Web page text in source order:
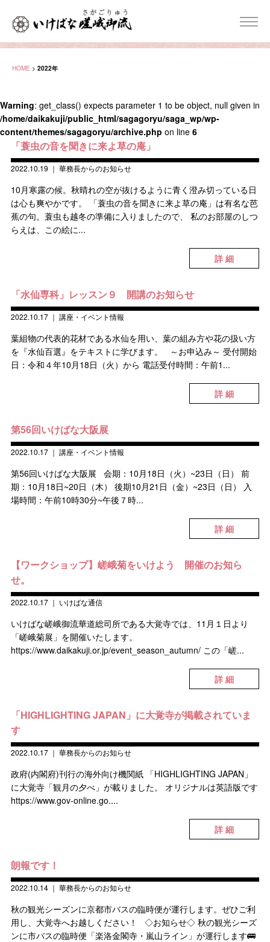
HOME > 2022年
Warning: get_class() expects parameter 1 to be object, null given in
/home/daikakuji/public_html/sagagoryu/saga_wp/wp-
content/themes/sagagoryu/archive.php on line 6
「蓑虫の音を聞きに来よ草の庵」
2022.10.19 ｜ 華務長からのお知らせ
10月寒露の候。秋晴れの空が抜けるように青く澄み切っている日
は心も爽やかです。 「蓑虫の音を聞きに来よ草の庵」は有名な芭
蕉の句。蓑虫も越冬の準備に入りましたので、 私のお部屋のしつ
らえは、この絵に...
詳 細
「水仙専科」レッスン９ 開講のお知らせ
2022.10.17｜ 講座・イベント情報
葉組物の代表的花材である水仙を用い、葉の組み方や花の扱い方
を『水仙百選』をテキストに学びます。 ～お申込み～ 受付開始
日：令和４年10月18日（火）から 電話受付時間：午前1...
詳 細
第56回いけばな大阪展
2022.10.17｜ 講座・イベント情報
第56回いけばな大阪展 会期：10月18日（火）~23日（日） 前
期：10月18日~20日（木） 後期10月21日（金）~23日（日） 入
場時間：午前10時30分~午後７時...
詳 細
【ワークショップ】嵯峨菊をいけよう 開催のお知ら
せ。
2022.10.17｜ いけばな通信
いけばな嵯峨御流華道総司所である大覚寺では、11月１日より
「嵯峨菊展」を開催いたします。
https://www.daikakuji.or.jp/event_season_autumn/ この「嵯...
詳 細
「HIGHLIGHTING JAPAN」に大覚寺が掲載されていま
す
2022.10.17｜ 華務長からのお知らせ
政府(内閣府)刊行の海外向け機関紙 「HIGHLIGHTING JAPAN」
に大覚寺「観月の夕べ」が載りました。 オリジナルは英語版です
https://www.gov-online.go....
詳 細
朗報です！
2022.10.14｜ 華務長からのお知らせ
秋の観光シーズンに京都市バスの臨時便が運行します。ぜひご利
用し、大覚寺へお越しください！ ◇お知らせ◇ 秋の観光シーズ
ンに市バスの臨時便「楽洛金閣寺・嵐山ライン」が運行します🚌